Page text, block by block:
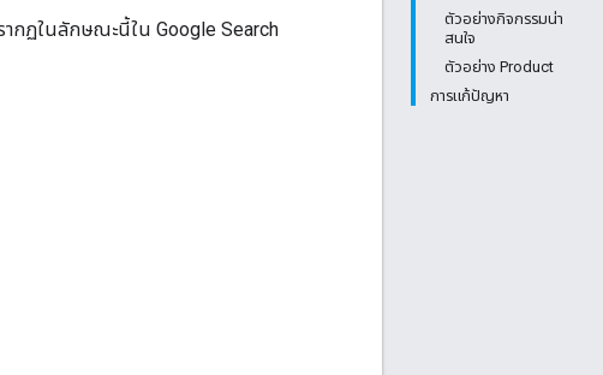
ตัวอย่างกิจกรรมน่า
สนใจ
ตัวอย่าง Product
การแก้ปัญหา
ากฏในลักษณะนี้ใน Google Search